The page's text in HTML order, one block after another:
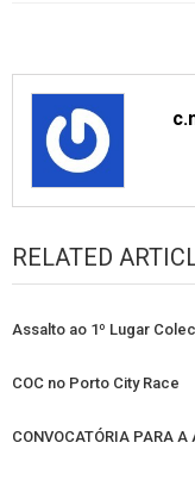
RELATED
Assalto ao 1º Lugar
COC no Porto City Race
CONVOCATÓRIA PARA A